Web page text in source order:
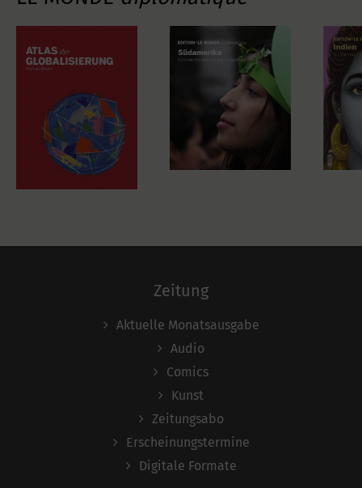
Zeitung
Aktuelle Monatsausgabe
Audio
Comics
Kunst
Zeitungsabo
Erscheinungstermine
Digitale Formate